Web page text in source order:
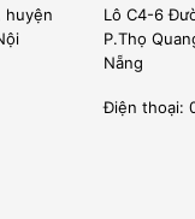
huyện
Lô C4-6
P.Thọ
Nẵng
Điện thoại: